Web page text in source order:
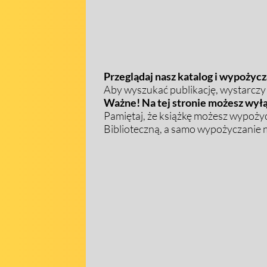
Przeglądaj nasz katalog i
Aby wyszukać publikację,
Ważne! Na tej stronie możesz
Pamiętaj, że książkę możesz
Biblioteczną, a samo wypożyczanie